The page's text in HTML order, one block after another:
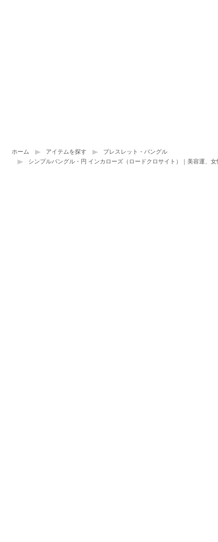
ホーム アイテムを探す
ブレスレット・バングル
シンプルバングル・円 インカローズ（ロードクロサイト）｜美容運、